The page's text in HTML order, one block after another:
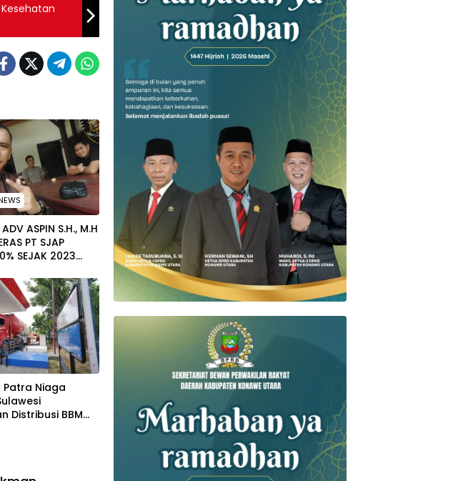
ASPIN S.H., M.H
PT SJAP
SEJAK 2023
Patra Niaga
Distribusi BBM